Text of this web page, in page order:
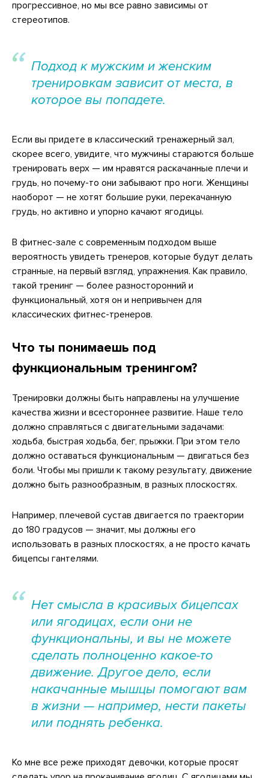
прогрессивное, но мы все равно зависимы от
стереотипов.
Подход к мужским и женским
тренировкам зависит от места, в
которое вы попадете.
Если вы придете в классический тренажерный зал,
скорее всего, увидите, что мужчины стараются больше
тренировать верх — им нравятся раскачанные плечи и
грудь, но почему-то они забывают про ноги. Женщины
наоборот — не хотят большие руки, перекачанную
грудь, но активно и упорно качают ягодицы.
В фитнес-зале с современным подходом выше
вероятность увидеть тренеров, которые будут делать
странные, на первый взгляд, упражнения. Как правило,
такой тренинг — более разносторонний и
функциональный, хотя он и непривычен для
классических фитнес-тренеров.
Что ты понимаешь под
функциональным тренингом?
Тренировки должны быть направлены на улучшение
качества жизни и всестороннее развитие. Наше тело
должно справляться с двигательными задачами:
ходьба, быстрая ходьба, бег, прыжки. При этом тело
должно оставаться функциональным — двигаться без
боли. Чтобы мы пришли к такому результату, движение
должно быть разнообразным, в разных плоскостях.
Например, плечевой сустав двигается по траектории
до 180 градусов — значит, мы должны его
использовать в разных плоскостях, а не просто качать
бицепсы гантелями.
Нет смысла в красивых бицепсах
или ягодицах, если они не
функциональны, и вы не можете
сделать полноценно какое-то
движение. Другое дело, если
накачанные мышцы помогают вам
в жизни — например, нести пакеты
или поднять ребенка.
Ко мне все реже приходят девочки, которые просят